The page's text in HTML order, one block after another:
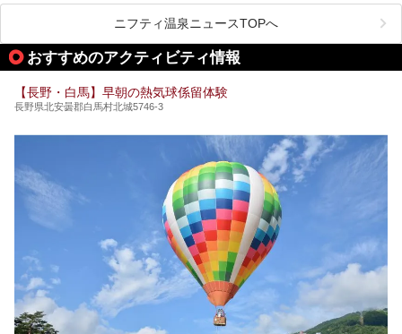
ライベートに楽しめる非日常感が味わえます。また宿泊者は
道向かいの「よろづや」の大浴場「桃山風呂」や共同浴場の
「湯田中大湯」も利用ができます。
極上のお湯に浸り上質なお料理に舌鼓、特別な日に泊まりた
い湯田中温泉「松籟荘」を、実際に宿泊した目線で紹介しま
ニフティ温泉ニュースTOPへ
おすすめのアクティビティ情報
【長野・白馬】早朝の熱気球係留体験
長野県北安曇郡白馬村北城5746-3